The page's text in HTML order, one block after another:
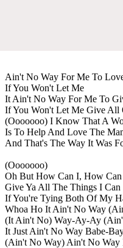
Ain't No Way For Me To
If You Won't Let Me
It Ain't No Way For Me To
If You Won't Let Me Give All
(Ooooooo) I Know That A
Is To Help And Love The
And That's The Way It Was
(Ooooooo)
Oh But How Can I, How
Give Ya All The Things I Can
If You're Tying Both Of My
Whoa Ho It Ain't No Way
(It Ain't No) Way-Ay-Ay
It Just Ain't No Way Babe-
(Ain't No Way) Ain't No Way